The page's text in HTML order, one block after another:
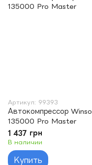
Артикул: 99393
Автокомпрессор Winso
135000 Pro Master
1 437 грн
В наличии
Купить